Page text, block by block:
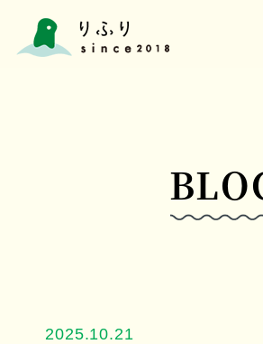
2025.10.21